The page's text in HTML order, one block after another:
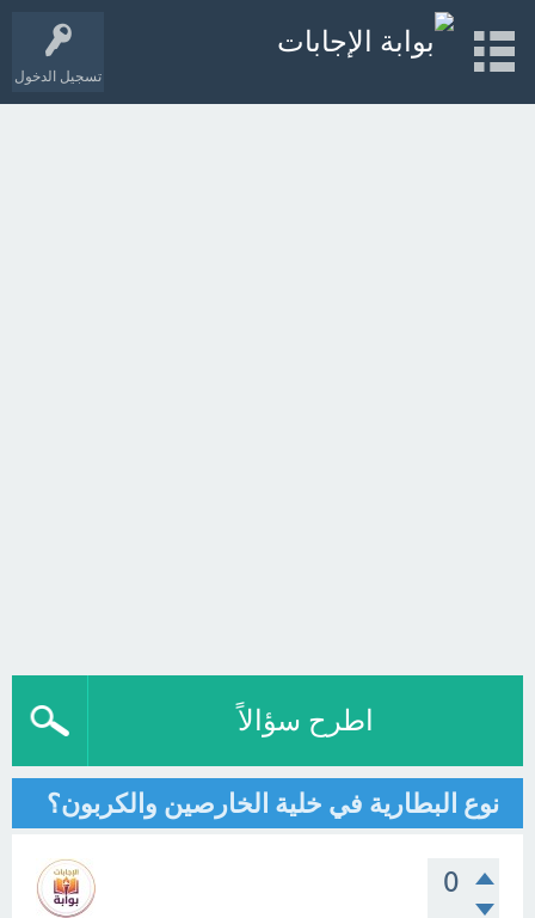
تسجيل الدخول
اطرح سؤالاً
نوع البطارية في خلية الخارصين والكربون؟
0